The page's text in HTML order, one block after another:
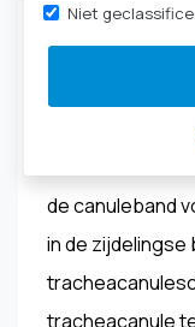
verstelbaar
de canuleband
in de
tracheacanule
Niet